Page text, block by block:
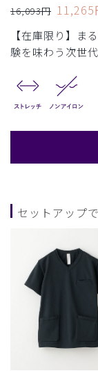
16,093円 11,265
【在庫限り】ま
験を味わう次世代
セットアップ